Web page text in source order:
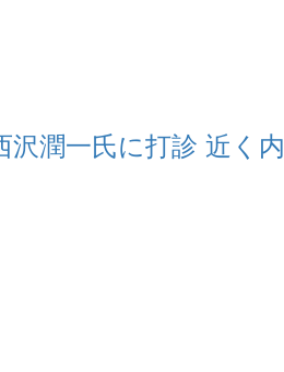
沢潤一氏に打診 近く内